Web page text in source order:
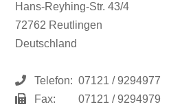
Hans-Reyhing-Str. 43/4
72762 Reutlingen
Deutschland
Telefon: 07121 / 9294977
Fax:
07121 / 9294979